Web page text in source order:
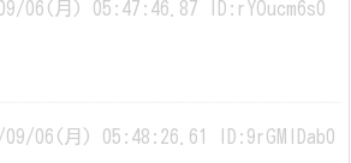
06(月) 05:47:46.87 ID:rYOucm6s0
09/06(月) 05:48:26.61 ID:9rGMlDab0